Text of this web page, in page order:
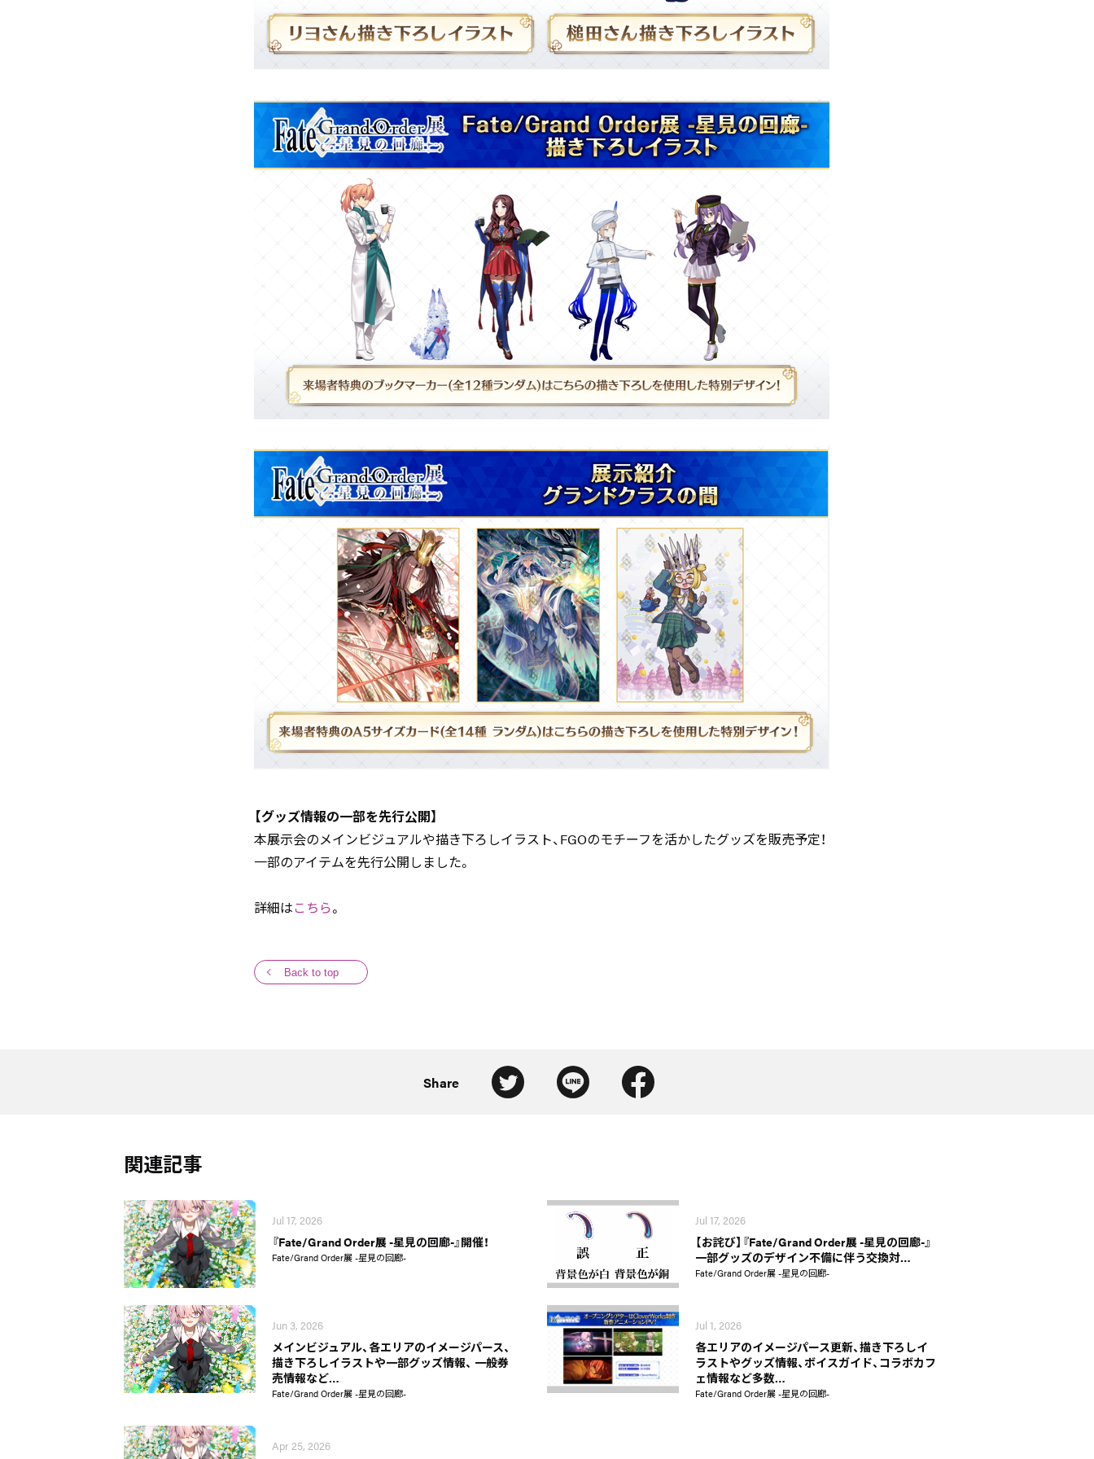
【グッズ情報の一部を先行公開】
本展示会のメインビジュアルや描き下ろしイラスト、FGOのモチーフを活かしたグッズを販売予定！
一部のアイテムを先行公開しました。
詳細はこちら。
Back to top
Share
関連記事
Jul 17, 2026
『Fate/Grand Order展 -星見の回廊-』開催！
Fate/Grand Order展 -星見の回廊-
Jul 17, 2026
【お詫び】『Fate/Grand Order展 -星見の回廊-』
一部グッズのデザイン不備に伴う交換対…
Fate/Grand Order展 -星見の回廊-
Jun 3, 2026
メインビジュアル、各エリアのイメージパース、
描き下ろしイラストや一部グッズ情報、 一般券
売情報など…
Fate/Grand Order展 -星見の回廊-
Jul 1, 2026
各エリアのイメージパース更新、描き下ろしイ
ラストやグッズ情報、ボイスガイド、コラボカフ
ェ情報など多数…
Fate/Grand Order展 -星見の回廊-
Apr 25, 2026